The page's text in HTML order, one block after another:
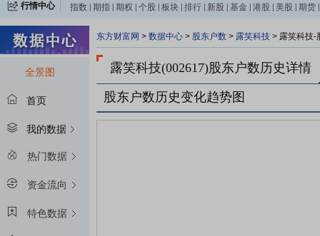
行情中心 指数 期指 期权 个股 板块 排行 新股 基金 港股 美股 期货
全景图
首页
我的数据
热门数据
资金流向
特色数据
东方财富网 > 数据中心 > 股东户数 > 露笑科技 > 露笑科技-
露笑科技(002617)股东户数历史详情
股东户数历史变化趋势图